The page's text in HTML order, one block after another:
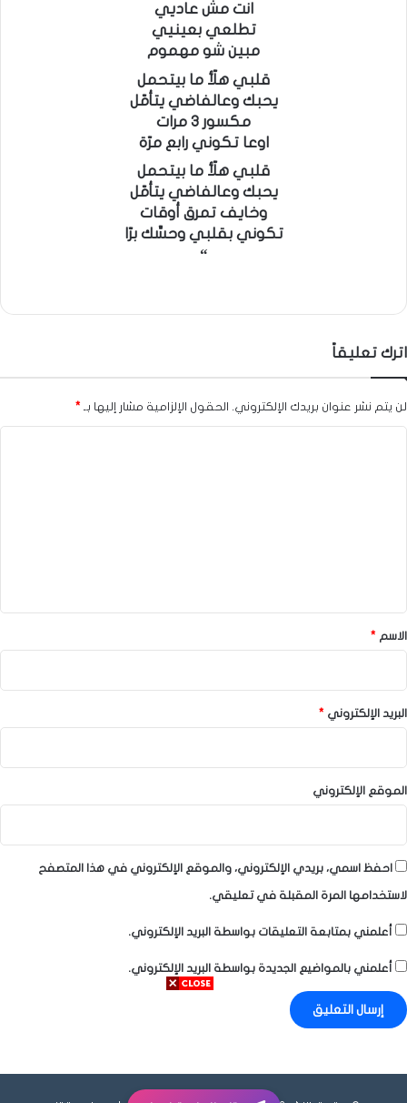
انت مش عاديي
تطلعي بعينيي
مبين شو مهموم
قلبي هلّأ ما بيتحمل
يحبك وعالفاضي يتأمّل
مكسور ٣ مرات
اوعا تكوني رابع مرّة
قلبي هلّأ ما بيتحمل
يحبك وعالفاضي يتأمّل
وخايف تمرق أوقات
تكوني بقلبي وحسِّك برّا
“
اترك تعليقاً
لن يتم نشر عنوان بريدك الإلكتروني. الحقول الإلزامية مشار إليها بـ *
*الاسم *
البريد الإلكتروني *
الموقع الإلكتروني
احفظ اسمي، بريدي الإلكتروني، والموقع الإلكتروني في هذا المتصفح
لاستخدامها المرة المقبلة في تعليقي.
أعلمني بمتابعة التعليقات بواسطة البريد الإلكتروني.
أعلمني بالمواضيع الجديدة بواسطة البريد الإلكتروني.